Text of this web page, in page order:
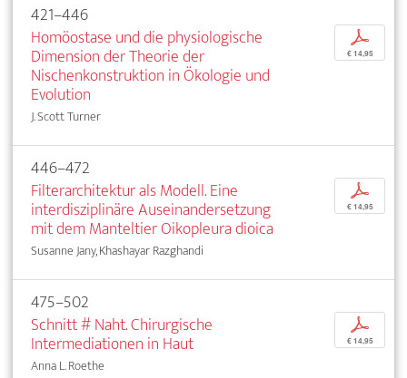
421–446
Homöostase und die physiologische
Dimension der Theorie der
Nischenkonstruktion in Ökologie und
Evolution
J. Scott Turner
p
€ 14,95
446–472
Filterarchitektur als Modell. Eine
interdisziplinäre Auseinandersetzung
mit dem Manteltier Oikopleura dioica
Susanne Jany, Khashayar Razghandi
p
€ 14,95
475–502
Schnitt # Naht. Chirurgische
Intermediationen in Haut
Anna L. Roethe
p
€ 14,95